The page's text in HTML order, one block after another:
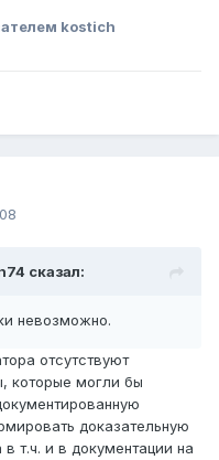
kostich
сказал:
невозможно.
отсутствуют
которые могли бы
доказательную
т.ч. и в документации на